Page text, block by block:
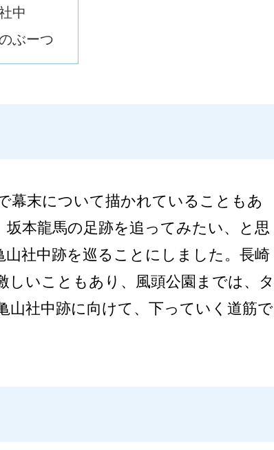
中
ぶーつ
幕末について描かれていることもあ
本龍馬の足跡を追ってみたい、と思
社中跡を巡ることにしました。長崎
いこともあり、風頭公園までは、タ
社中跡に向けて、下っていく道筋で